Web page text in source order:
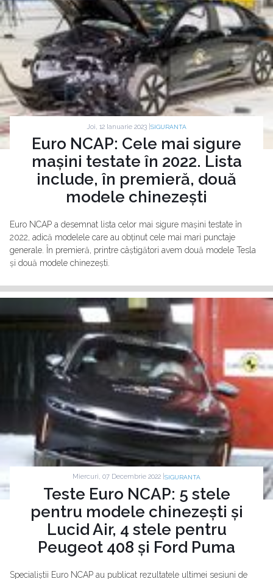
Joi, 12 Ianuarie 2023 | SIGURANTA
Euro NCAP: Cele mai sigure
mașini testate în 2022. Lista
include, în premieră, două
modele chinezești
Euro NCAP a desemnat lista celor mai sigure mașini testate în
2022, adică modelele care au obținut cele mai mari punctaje
generale. În premieră, printre câștigători avem două modele Tesla
și două modele chinezești.
Miercuri, 07 Decembrie 2022 | SIGURANTA
Teste Euro NCAP: 5 stele
pentru modele chinezești și
Lucid Air, 4 stele pentru
Peugeot 408 și Ford Puma
Specialiștii Euro NCAP au publicat rezultatele ultimei sesiuni de